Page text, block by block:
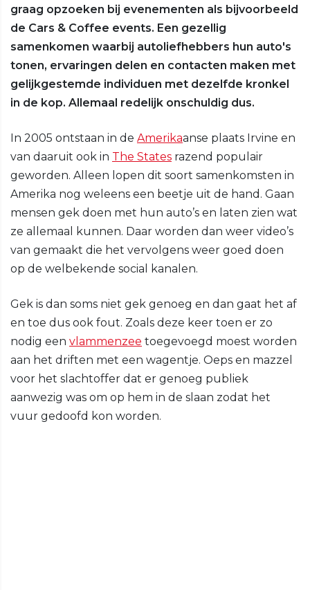
graag opzoeken bij evenementen als bijvoorbeeld
de Cars & Coffee events. Een gezellig
samenkomen waarbij autoliefhebbers hun auto's
tonen, ervaringen delen en contacten maken met
gelijkgestemde individuen met dezelfde kronkel
in de kop. Allemaal redelijk onschuldig dus.
In 2005 ontstaan in de Amerikaanse plaats Irvine en
van daaruit ook in The States razend populair
geworden. Alleen lopen dit soort samenkomsten in
Amerika nog weleens een beetje uit de hand. Gaan
mensen gek doen met hun auto’s en laten zien wat
ze allemaal kunnen. Daar worden dan weer video’s
van gemaakt die het vervolgens weer goed doen
op de welbekende social kanalen.
Gek is dan soms niet gek genoeg en dan gaat het af
en toe dus ook fout. Zoals deze keer toen er zo
nodig een vlammenzee toegevoegd moest worden
aan het driften met een wagentje. Oeps en mazzel
voor het slachtoffer dat er genoeg publiek
aanwezig was om op hem in de slaan zodat het
vuur gedoofd kon worden.